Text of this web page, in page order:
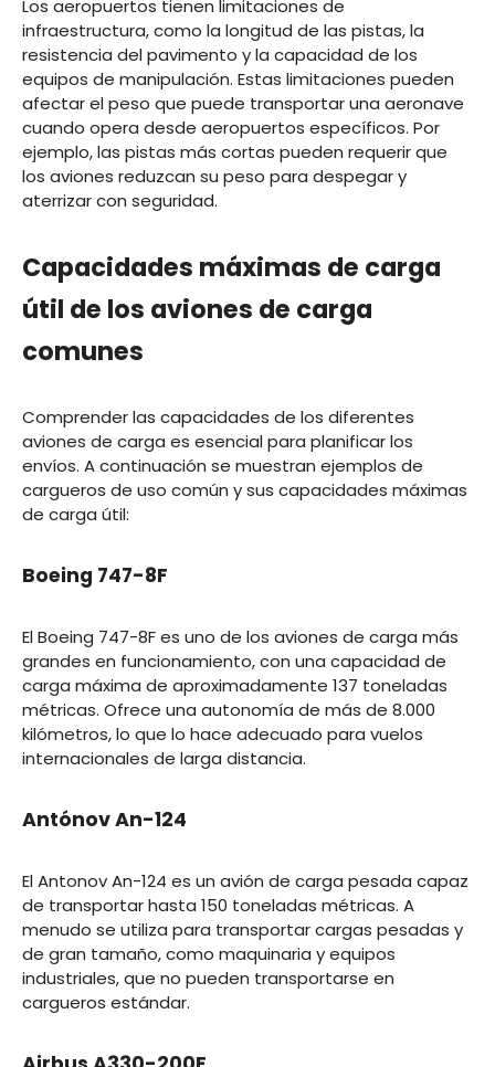
Los aeropuertos tienen limitaciones de
infraestructura, como la longitud de las pistas, la
resistencia del pavimento y la capacidad de los
equipos de manipulación. Estas limitaciones pueden
afectar el peso que puede transportar una aeronave
cuando opera desde aeropuertos específicos. Por
ejemplo, las pistas más cortas pueden requerir que
los aviones reduzcan su peso para despegar y
aterrizar con seguridad.
Capacidades máximas de carga
útil de los aviones de carga
comunes
Comprender las capacidades de los diferentes
aviones de carga es esencial para planificar los
envíos. A continuación se muestran ejemplos de
cargueros de uso común y sus capacidades máximas
de carga útil:
Boeing 747-8F
El Boeing 747-8F es uno de los aviones de carga más
grandes en funcionamiento, con una capacidad de
carga máxima de aproximadamente 137 toneladas
métricas. Ofrece una autonomía de más de 8.000
kilómetros, lo que lo hace adecuado para vuelos
internacionales de larga distancia.
Antónov An-124
El Antonov An-124 es un avión de carga pesada capaz
de transportar hasta 150 toneladas métricas. A
menudo se utiliza para transportar cargas pesadas y
de gran tamaño, como maquinaria y equipos
industriales, que no pueden transportarse en
cargueros estándar.